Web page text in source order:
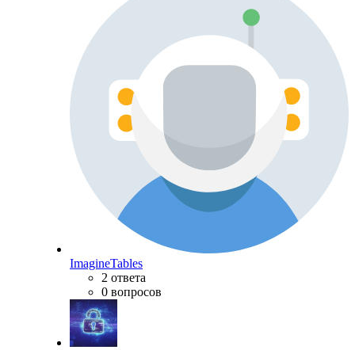
ImagineTables
2 ответа
0 вопросов